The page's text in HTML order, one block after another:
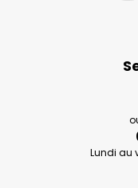
Lundi au